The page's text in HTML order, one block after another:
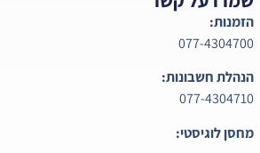
הזמנות:
077-4304700
הנהלת חשבונות:
077-4304710
מחסן לוגיסטי: